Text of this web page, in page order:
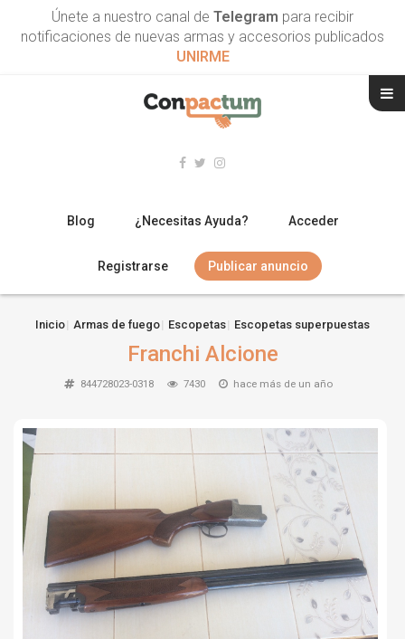
Únete a nuestro canal de Telegram para recibir
notificaciones de nuevas armas y accesorios publicados
UNIRME
Blog ¿Necesitas Ayuda? Acceder
Registrarse Publicar anuncio
ARMAS CORTAS
TIRO Y COMPETICIÓN
AIRE COMPRIMIDO
OTRAS ARMAS
ACCESORIOS
Inicio Armas de fuego Escopetas Escopetas superpuestas
Franchi Alcione
844728023-0318 7430 hace más de un año